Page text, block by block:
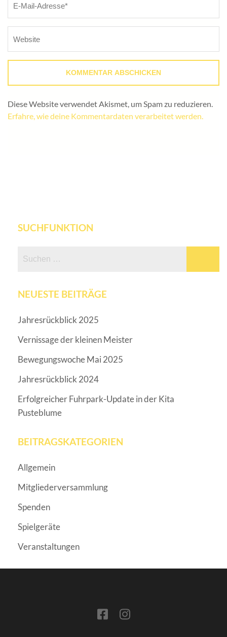
Diese Website verwendet Akismet, um Spam zu reduzieren.
Erfahre, wie deine Kommentardaten verarbeitet werden.
SUCHFUNKTION
NEUESTE BEITRÄGE
Jahresrückblick 2025
Vernissage der kleinen Meister
Bewegungswoche Mai 2025
Jahresrückblick 2024
Erfolgreicher Fuhrpark-Update in der Kita
Pusteblume
BEITRAGSKATEGORIEN
Allgemein
Mitgliederversammlung
Spenden
Spielgeräte
Veranstaltungen